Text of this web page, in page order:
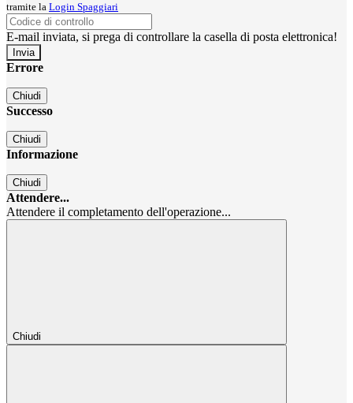
tramite la Login Spaggiari
E-mail inviata, si prega di controllare la casella di posta elettronica!
Errore
Chiudi
Successo
Chiudi
Informazione
Chiudi
Attendere...
Attendere il completamento dell'operazione...
Chiudi